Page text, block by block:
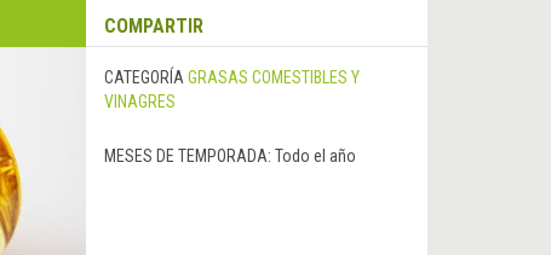
COMPARTIR
CATEGORÍA GRASAS COMESTIBLES Y
VINAGRES
MESES DE TEMPORADA: Todo el año